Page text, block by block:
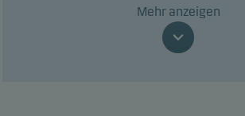
1,03%
Mehr anzeigen